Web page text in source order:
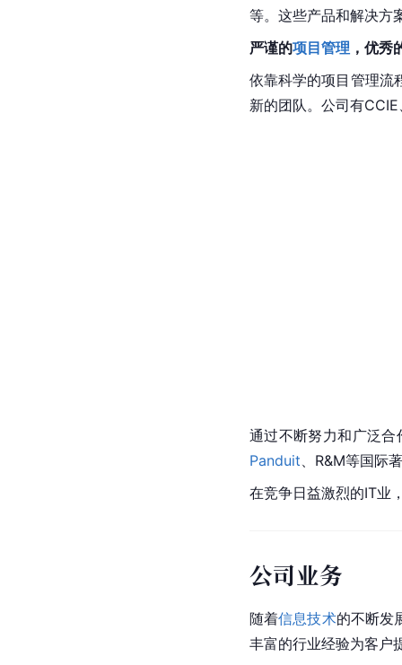
等。这些产品和解决方
严谨的项目管理 ，优秀
依靠科学的项目管理流
新的团队。公司有
通过不断努力和广泛
Panduit 、R&M等国际
在竞争日益激烈的IT业
公司业务
随着信息技术的不断发
丰富的行业经验为客户